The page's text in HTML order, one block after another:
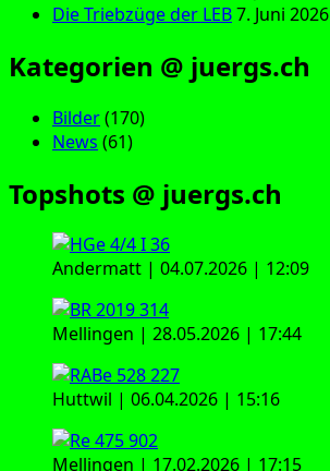
Die Triebzüge der LEB7. Juni 2026
Kategorien @ juergs.ch
Bilder(170)
News (61)
Topshots @ juergs.ch
Andermatt | 04.07.2026 | 12:09
Mellingen | 28.05.2026 | 17:44
Huttwil | 06.04.2026 | 15:16
Mellingen | 17.02.2026 | 17:15